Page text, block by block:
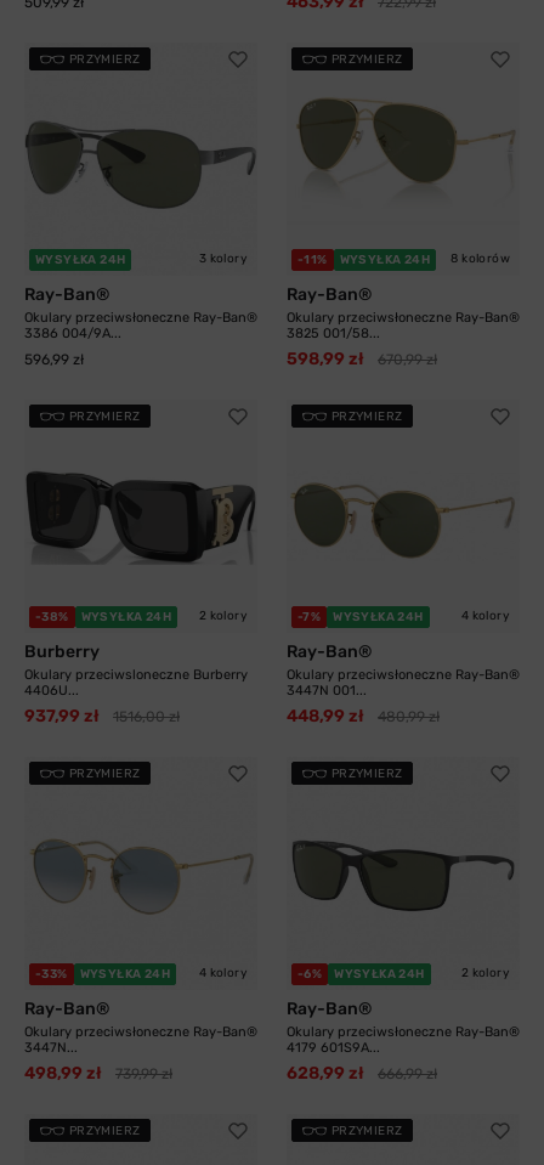
PRZYMIERZ
WYSYŁKA 24H 3 kolory
Ray-Ban®
Okulary przeciwsłoneczne Ray-Ban®
3386 004/9A...
596,99 zł
PRZYMIERZ
-11% WYSYŁKA 24H 8 kolorów
Ray-Ban®
Okulary przeciwsłoneczne Ray-Ban®
3825 001/58...
598,99 zł 670,99 zł
PRZYMIERZ
-38% WYSYŁKA 24H 2 kolory
Burberry
Okulary przeciwsloneczne Burberry
4406U...
937,99 zł 1516,00 zł
PRZYMIERZ
-7% WYSYŁKA 24H 4 kolory
Ray-Ban®
Okulary przeciwsłoneczne Ray-Ban®
3447N 001...
448,99 zł 480,99 zł
PRZYMIERZ
-33% WYSYŁKA 24H 4 kolory
Ray-Ban®
Okulary przeciwsłoneczne Ray-Ban®
3447N...
498,99 zł 739,99 zł
PRZYMIERZ
-6% WYSYŁKA 24H 2 kolory
Ray-Ban®
Okulary przeciwsłoneczne Ray-Ban®
4179 601S9A...
628,99 zł 666,99 zł
PRZYMIERZ PRZYMIERZ